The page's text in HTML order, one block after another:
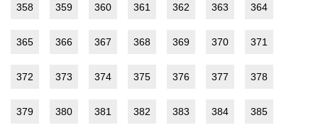
358 359 360 361 362 363 364
365 366 367 368 369 370 371
372 373 374 375 376 377 378
379 380 381 382 383 384 385